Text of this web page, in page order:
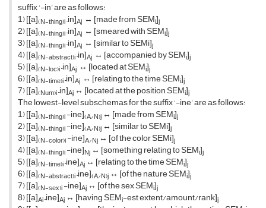
suffix ‘-in’ are as follows:
1) [[a](N-thing)i–in]Aj ↔ [made from SEMi]j
2) [[a](N-thing)i–in]Aj ↔ [smeared with SEMi]j
3) [[a](N-thing)i–in]Aj ↔ [similar to SEMi]j
4) [[a](N-abstract)i–in]Aj ↔ [accompanied by SEMi]j
5) [[a](N-loc)i–in]Aj ↔ [located at SEMi]j
6) [[a](N-time)i–in]Aj ↔ [relating to the time SEMi]j
7) [[a](Num)i–in]Aj ↔ [located at the position SEMi]j
The lowest-level subschemas for the suffix ‘-ine’ are as follows:
1) [[a](N-thing)i-ine](A/N)j ↔ [made from SEMi]j
2) [[a](N-thing)i-ine](A/N)j ↔ [similar to SEMi]j
3) [[a](N-color)i-ine]A/Nj ↔ [of the color SEMi]j
4) [[a](N-thing)i-ine]Nj ↔ [something relating to SEMi]j
5) [[a](N-time)i–ine]Aj ↔ [relating to the time SEMi]j
6) [[a](N-abstract)i–ine](A/N)j ↔ [of the nature SEMi]j
7) [[a](N-sex)i-ine]Aj ↔ [of the sex SEMi]j
8) [[a]Ai–ine]Aj ↔ [having SEMi-est extent/amount/rank]j